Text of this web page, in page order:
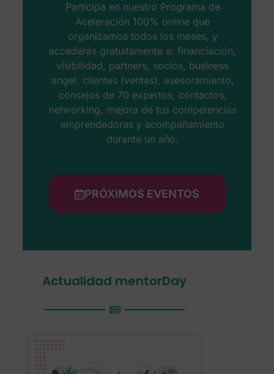
Participa en nuestro Programa de
Aceleración 100% online que
organizamos todos los meses, y
accederás gratuitamente a: financiación,
visibilidad, partners, socios, business
angel, clientes (ventas), asesoramiento,
consejos de 70 expertos, contactos,
networking, mejora de tus competencias
emprendedoras y acompañamiento
durante un año.
PRÓXIMOS EVENTOS
Actualidad mentorDay